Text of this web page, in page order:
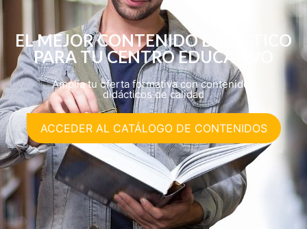
EL MEJOR CONTENIDO DIDÁCTICO
PARA TU CENTRO EDUCATIVO
Amplía tu oferta formativa con contenidos
didácticos de calidad
ACCEDER AL CATÁLOGO DE CONTENIDOS